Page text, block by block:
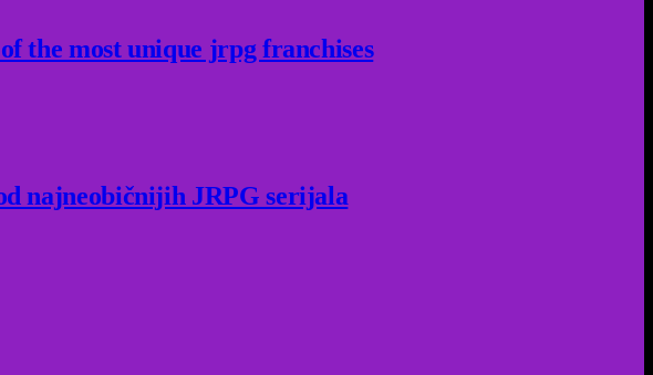
the most unique jrpg franchises
najneobičnijih JRPG serijala